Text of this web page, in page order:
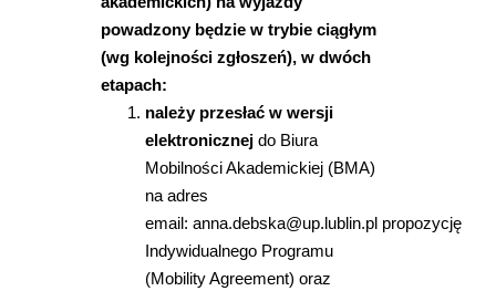
powadzony będzie w trybie ciągłym
(wg kolejności zgłoszeń), w dwóch
etapach:
należy przesłać w wersji
elektronicznej do Biura
Mobilności Akademickiej (BMA)
na adres
email: anna.debska@up.lublin.pl propozycję
Indywidualnego Programu
(Mobility Agreement) oraz